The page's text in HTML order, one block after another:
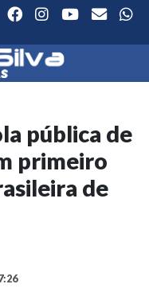
pública de
primeiro
de